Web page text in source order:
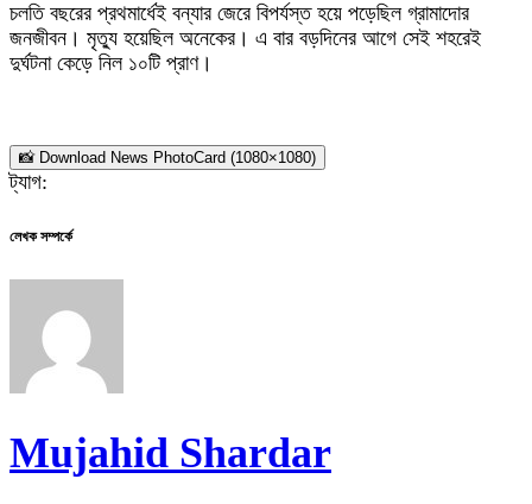
চলতি বছরের প্রথমার্ধেই বন্যার জেরে বিপর্যস্ত হয়ে পড়েছিল গ্রামাদোর
জনজীবন। মৃত্যু হয়েছিল অনেকের। এ বার বড়দিনের আগে সেই শহরেই
দুর্ঘটনা কেড়ে নিল ১০টি প্রাণ।
📸 Download News PhotoCard (1080×1080)
ট্যাগ:
লেখক সম্পর্কে
Mujahid Shardar